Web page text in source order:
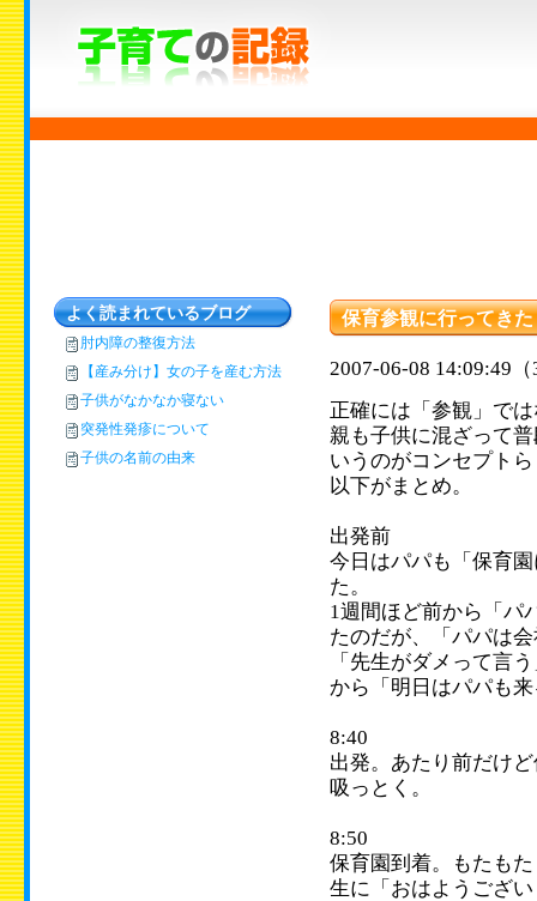
保育参観に行ってきた
2007-06-08 14:09:49
正確には「参観」で
親も子供に混ざって
いうのがコンセプト
以下がまとめ。
出発前
今日はパパも「保育
た。
1週間ほど前から「パ
たのだが、「パパは
「先生がダメって言
から「明日はパパも
8:40
出発。あたり前だけ
吸っとく。
8:50
保育園到着。もたも
生に「おはようござ
よく読まれているブログ
肘内障の整復方法
【産み分け】女の子を産む方法
子供がなかなか寝ない
突発性発疹について
子供の名前の由来